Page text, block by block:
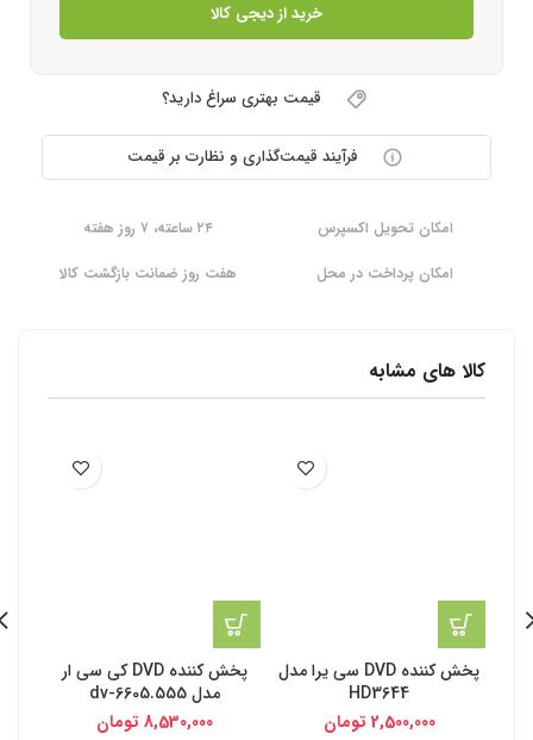
خرید از دیجی کالا
قیمت بهتری سراغ دارید؟
فرآیند قیمت‌گذاری و نظارت بر قیمت
امکان تحویل اکسپرس
۲۴ ساعته، ۷ روز هفته
امکان پرداخت در محل
هفت روز ضمانت بازگشت کالا
کالا های مشابه
پخش کننده DVD سی یرا مدل
HD3644
2,500,000 تومان
پخش کننده DVD کی سی ار
مدل ‎dv-6605.555
8,530,000 تومان